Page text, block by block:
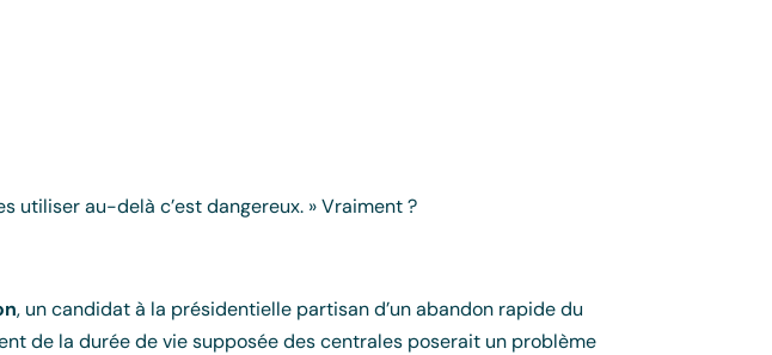
utiliser au-delà c’est dangereux. » Vraiment ?
, un candidat à la présidentielle partisan d’un abandon rapide du
de la durée de vie supposée des centrales poserait un problème